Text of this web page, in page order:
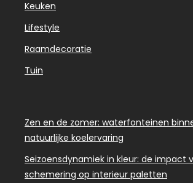
Keuken
Lifestyle
Raamdecoratie
Tuin
Zen en de zomer: waterfonteinen
natuurlijke koelervaring
Seizoensdynamiek in kleur: de impact
schemering op interieur paletten